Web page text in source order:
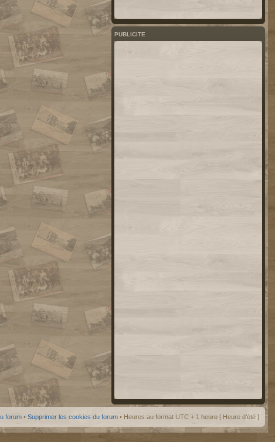
PUBLICITE
forum • Supprimer les cookies du forum • Heures au format UTC + 1 heure [ Heure d’été ]